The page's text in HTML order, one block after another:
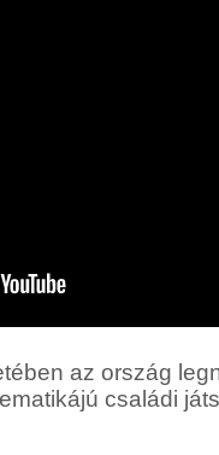
az ország
családi